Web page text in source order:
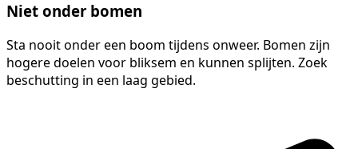
Niet onder bomen
Sta nooit onder een boom tijdens onweer. Bomen zijn
hogere doelen voor bliksem en kunnen splijten. Zoek
beschutting in een laag gebied.